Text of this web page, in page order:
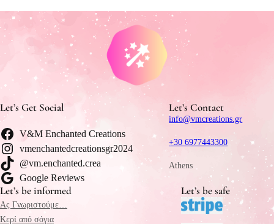
Let’s Get Social
V&M Enchanted Creations
vmenchantedcreationsgr2024
@vm.enchanted.crea
Google Reviews
Let’s Contact
info@vmcreations.gr
+30 6977443300
Athens
Let’s be informed
Ας Γνωριστούμε…
Κερί από σόγια
Let’s be safe